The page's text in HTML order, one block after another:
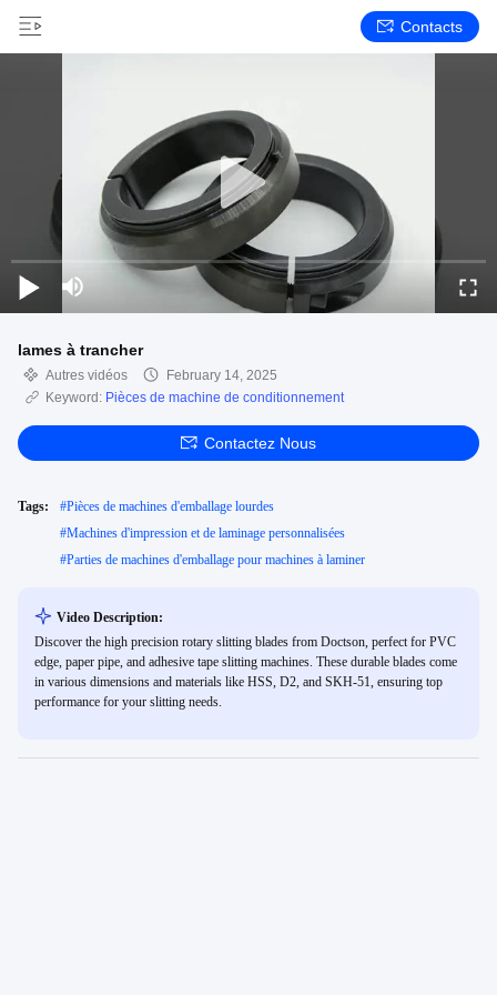
Contacts
lames à trancher
Autres vidéos
February 14, 2025
Keyword: Pièces de machine de conditionnement
Contactez Nous
Tags: #Pièces de machines d'emballage lourdes
#Machines d'impression et de laminage personnalisées
#Parties de machines d'emballage pour machines à laminer
Video Description:
Discover the high precision rotary slitting blades from Doctson, perfect for PVC
edge, paper pipe, and adhesive tape slitting machines. These durable blades come
in various dimensions and materials like HSS, D2, and SKH-51, ensuring top
performance for your slitting needs.